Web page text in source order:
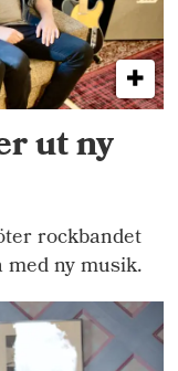
ut ny
rockbandet
ny musik.